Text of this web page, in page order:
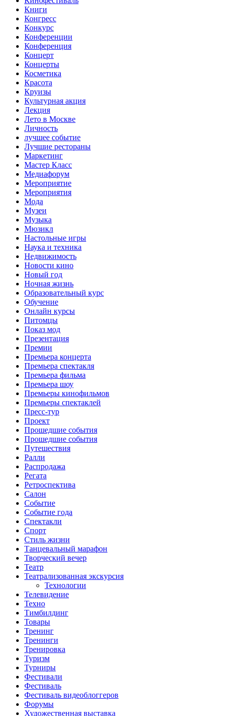
Книги
Конгресс
Конкурс
Конференции
Конференция
Концерт
Концерты
Косметика
Красота
Круизы
Культурная акция
Лекция
Лето в Москве
Личность
лучшее событие
Лучшие рестораны
Маркетинг
Мастер Класс
Медиафорум
Мероприятие
Мероприятия
Мода
Музеи
Музыка
Мюзикл
Настольные игры
Наука и техника
Недвижимость
Новости кино
Новый год
Ночная жизнь
Образовательный курс
Обучение
Онлайн курсы
Питомцы
Показ мод
Презентация
Премии
Премьера концерта
Премьера спектакля
Премьера фильма
Премьера шоу
Премьеры кинофильмов
Премьеры спектаклей
Пресс-тур
Проект
Прошедшие события
Прошедшие события
Путешествия
Ралли
Распродажа
Регата
Ретроспектива
Салон
Событие
Событие года
Спектакли
Спорт
Стиль жизни
Танцевальный марафон
Творческий вечер
Театр
Театрализованная экскурсия
Технологии
Телевидение
Техно
Тимбилдинг
Товары
Тренинг
Тренинги
Тренировка
Туризм
Турниры
Фестивали
Фестиваль
Фестиваль видеоблоггеров
Форумы
Художественная выставка